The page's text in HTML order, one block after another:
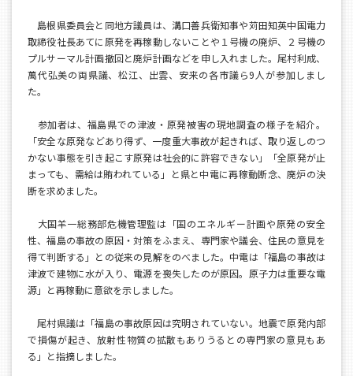
島根県委員会と同地方議員は、溝口善兵衛知事や苅田知英中国電力
取締役社長あてに原発を再稼動しないことや１号機の廃炉、２号機の
プルサーマル計画撤回と廃炉計画などを申し入れました。尾村利成、
萬代弘美の両県議、松江、出雲、安来の各市議ら9人が参加しまし
た。
参加者は、福島県での津波・原発被害の現地調査の様子を紹介。
「安全な原発などあり得ず、一度重大事故が起きれば、取り返しのつ
かない事態を引き起こす原発は社会的に許容できない」「全原発が止
まっても、需給は賄われている」と県と中電に再稼動断念、廃炉の決
断を求めました。
大国羊一総務部危機管理監は「国のエネルギー計画や原発の安全
性、福島の事故の原因・対策をふまえ、専門家や議会、住民の意見を
得て判断する」との従来の見解をのべました。中電は「福島の事故は
津波で建物に水が入り、電源を喪失したのが原因。原子力は重要な電
源」と再稼動に意欲を示しました。
尾村県議は「福島の事故原因は究明されていない。地震で原発内部
で損傷が起き、放射性物質の拡散もありうるとの専門家の意見もあ
る」と指摘しました。